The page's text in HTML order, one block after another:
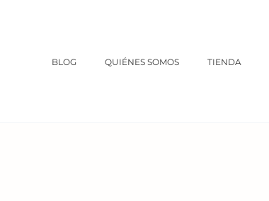
BLOG QUIÉNES SOMOS TIENDA